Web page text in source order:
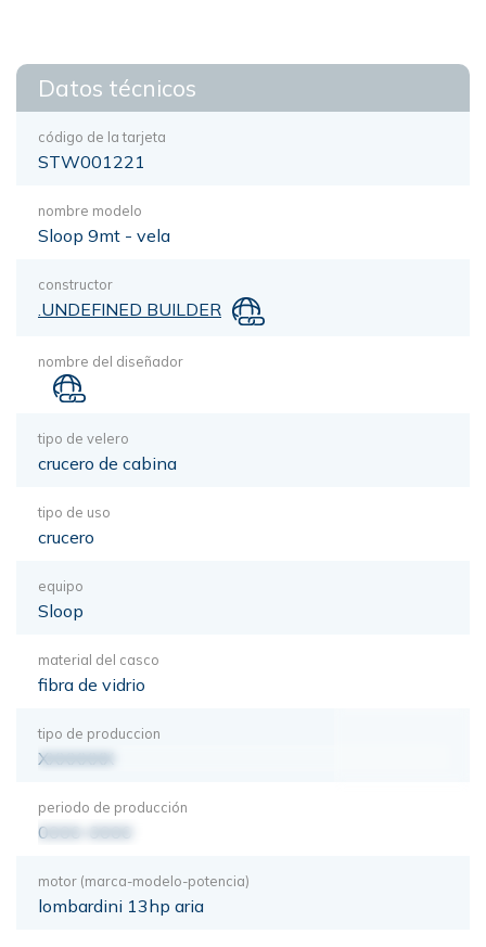
Datos técnicos
código de la tarjeta
STW001221
nombre modelo
Sloop 9mt - vela
constructor
.UNDEFINED BUILDER
nombre del diseñador
tipo de velero
crucero de cabina
tipo de uso
crucero
equipo
Sloop
material del casco
fibra de vidrio
tipo de produccion
XXXXXXX
periodo de producción
0000-0000
motor (marca-modelo-potencia)
lombardini 13hp aria